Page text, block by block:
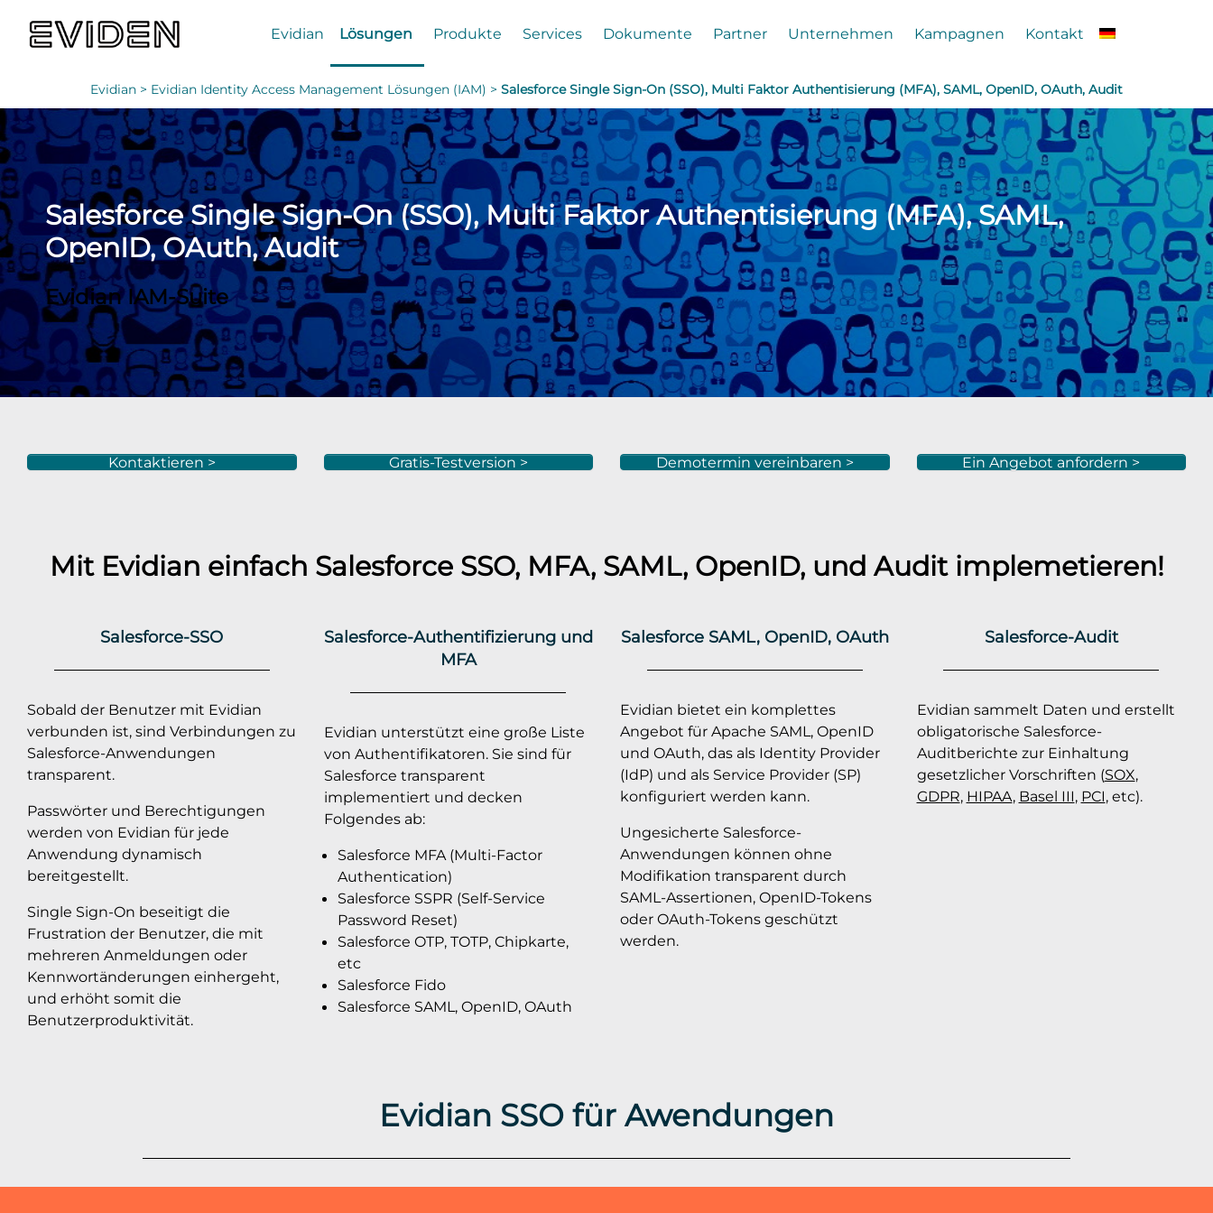
Evidian Lösungen Produkte Services Dokumente Partner Unternehmen Kampagnen Kontakt
Evidian > Evidian Identity Access Management Lösungen (IAM) > Salesforce Single Sign-On (SSO), Multi Faktor Authentisierung (MFA), SAML, OpenID, OAuth, Audit
Salesforce Single Sign-On (SSO), Multi Faktor Authentisierung (MFA), SAML,
OpenID, OAuth, Audit
Evidian IAM-Suite
Kontaktieren > Gratis-Testversion > Demotermin vereinbaren > Ein Angebot anfordern >
Mit Evidian einfach SalesforceSSO, MFA, SAML, OpenID, und Audit implemetieren!
Salesforce-SSO
Sobald der Benutzer mit Evidian
verbunden ist, sind Verbindungen zu
Salesforce-Anwendungen
transparent.
Passwörter und Berechtigungen
werden von Evidian für jede
Anwendung dynamisch
bereitgestellt.
Single Sign-On beseitigt die
Frustration der Benutzer, die mit
mehreren Anmeldungen oder
Kennwortänderungen einhergeht,
und erhöht somit die
Benutzerproduktivität.
Salesforce-Authentifizierung und
MFA
Evidian unterstützt eine große Liste
von Authentifikatoren. Sie sind für
Salesforce transparent
implementiert und decken
Folgendes ab:
Salesforce MFA (Multi-Factor
Authentication)
Salesforce SSPR (Self-Service
Password Reset)
Salesforce OTP, TOTP, Chipkarte,
etc
Salesforce Fido
Salesforce SAML, OpenID, OAuth
Salesforce SAML, OpenID, OAuth
Evidian bietet ein komplettes
Angebot für Apache SAML, OpenID
und OAuth, das als Identity Provider
(IdP) und als Service Provider (SP)
konfiguriert werden kann.
Ungesicherte Salesforce-
Anwendungen können ohne
Modifikation transparent durch
SAML-Assertionen, OpenID-Tokens
oder OAuth-Tokens geschützt
werden.
Salesforce-Audit
Evidian sammelt Daten und erstellt
obligatorische Salesforce-
Auditberichte zur Einhaltung
gesetzlicher Vorschriften (SOX,
GDPR, HIPAA, Basel III, PCI, etc).
Evidian SSO für Awendungen